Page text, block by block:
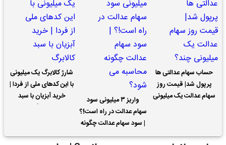
حساب سهام عدالتی ها
پرپول شد| قیمت روز
سهام عدالت یک میلیونی
واریز ۳ میلیونی سود
سهام عدالت در راه است!؟
| سود سهام عدالت چگونه
محاسبه می شود؟
شارژ کالابرگ یک میلیونی
با این کدهای ملی از فردا |
خرید آبزیان با سبد